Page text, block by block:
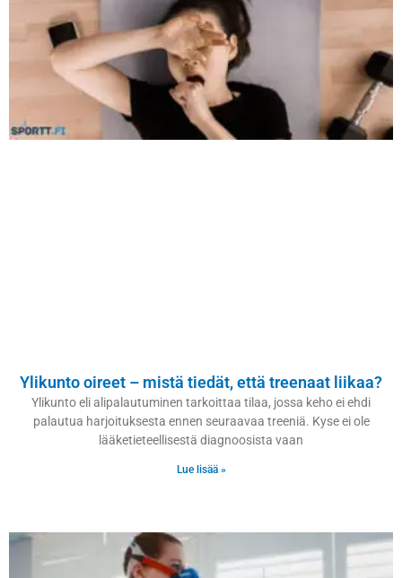
Ylikunto oireet – mistä tiedät, että treenaat liikaa?
Ylikunto eli alipalautuminen tarkoittaa tilaa, jossa keho ei ehdi
palautua harjoituksesta ennen seuraavaa treeniä. Kyse ei ole
lääketieteellisestä diagnoosista vaan
Lue lisää »